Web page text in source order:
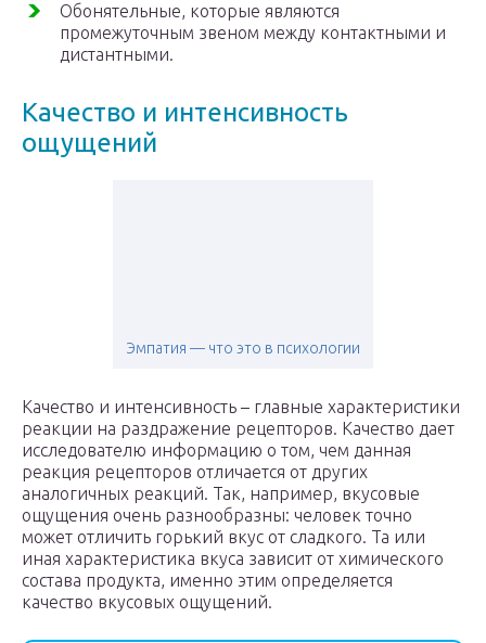
Обонятельные, которые являются
промежуточным звеном между контактными и
дистантными.
Качество и интенсивность
ощущений
Эмпатия — что это в психологии
Качество и интенсивность – главные характеристики
реакции на раздражение рецепторов. Качество дает
исследователю информацию о том, чем данная
реакция рецепторов отличается от других
аналогичных реакций. Так, например, вкусовые
ощущения очень разнообразны: человек точно
может отличить горький вкус от сладкого. Та или
иная характеристика вкуса зависит от химического
состава продукта, именно этим определяется
качество вкусовых ощущений.